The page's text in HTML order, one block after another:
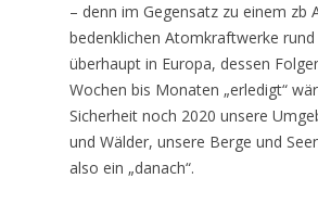
– denn im Gegensatz zu einem zb
bedenklichen Atomkraftwerke
überhaupt in Europa, dessen
Wochen bis Monaten „erledigt“
Sicherheit noch 2020 unsere
und Wälder, unsere Berge und
also ein „danach“.